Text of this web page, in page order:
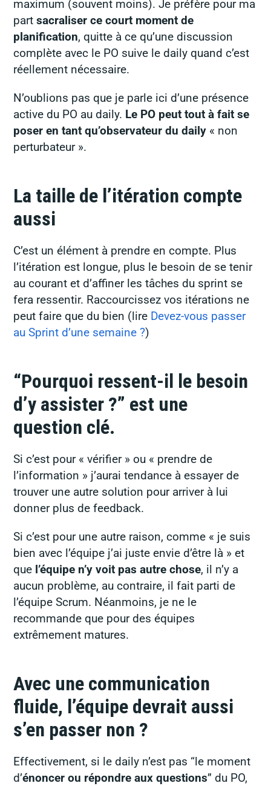
maximum (souvent moins). Je préfère pour ma
partsacraliser ce court moment de
planification, quitte à ce qu’une discussion
complète avec le PO suive le daily quand c’est
réellement nécessaire.
N’oublions pas que je parle ici d’une présence
active du PO au daily. Le PO peut tout à fait se
poser en tant qu’observateur du daily « non
perturbateur ».
La taille de l’itération compte
aussi
C’est un élément à prendre en compte. Plus
l’itération est longue, plus le besoin de se tenir
au courant et d’affiner les tâches du sprint se
fera ressentir. Raccourcissez vos itérations ne
peut faire que du bien (lire Devez-vous passer
au Sprint d’une semaine ?)
“Pourquoi ressent-il le besoin
d’y assister ?” est une
question clé.
Si c’est pour « vérifier » ou « prendre de
l’information » j’aurai tendance à essayer de
trouver une autre solution pour arriver à lui
donner plus de feedback.
Si c’est pour une autre raison, comme « je suis
bien avec l’équipe j’ai juste envie d’être là » et
que l’équipe n’y voit pas autre chose, il n’y a
aucun problème, au contraire, il fait parti de
l’équipe Scrum. Néanmoins, je ne le
recommande que pour des équipes
extrêmement matures.
Avec une communication
fluide, l’équipe devrait aussi
s’en passer non ?
Effectivement, si le daily n’est pas “le moment
d’énoncer ou répondre aux questions” du PO,